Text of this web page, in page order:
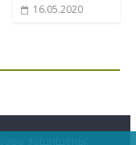
16.05.2020